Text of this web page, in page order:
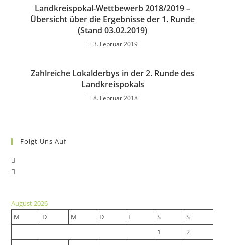
Landkreispokal-Wettbewerb 2018/2019 –
Übersicht über die Ergebnisse der 1. Runde
(Stand 03.02.2019)
3. Februar 2019
Zahlreiche Lokalderbys in der 2. Runde des
Landkreispokals
8. Februar 2018
Folgt Uns Auf
tab
new
tab
August 2026
M
D M D F S
S
1
2